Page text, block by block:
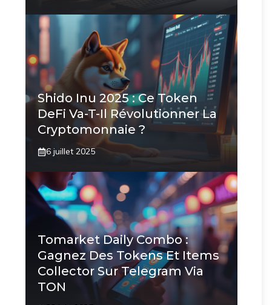
Shido Inu 2025 : Ce Token
DeFi Va-T-Il Révolutionner La
Cryptomonnaie ?
6 juillet 2025
Tomarket Daily Combo :
Gagnez Des Tokens Et Items
Collector Sur Telegram Via
TON